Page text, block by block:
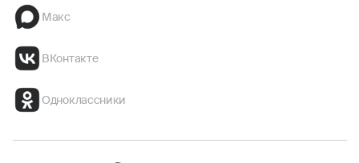
Макс
ВКонтакте
Одноклассники